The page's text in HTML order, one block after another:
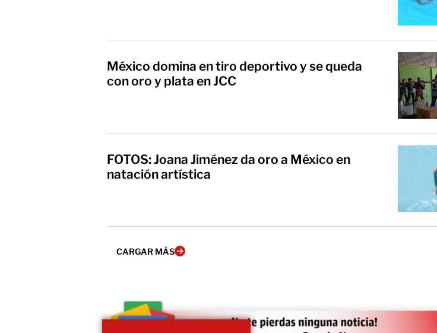
México domina en tiro deportivo y se queda
con oro y plata en JCC
FOTOS: Joana Jiménez da oro a México en
natación artística
CARGAR MÁS